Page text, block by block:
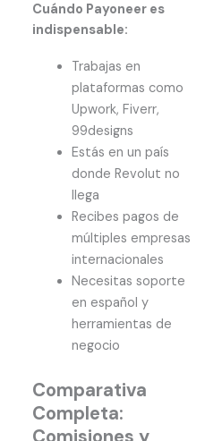
Cuándo Payoneer es
indispensable:
Trabajas en
plataformas como
Upwork, Fiverr,
99designs
Estás en un país
donde Revolut no
llega
Recibes pagos de
múltiples empresas
internacionales
Necesitas soporte
en español y
herramientas de
negocio
Comparativa
Completa: